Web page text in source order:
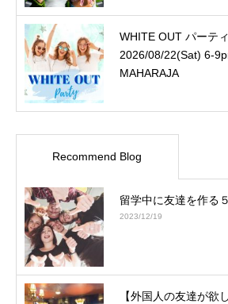
WHITE OUT パーテ
2026/08/22(Sat) 6-
MAHARAJA
Recommend Blog
留学中に友達を作る
2023/12/19
【外国人の友達が欲